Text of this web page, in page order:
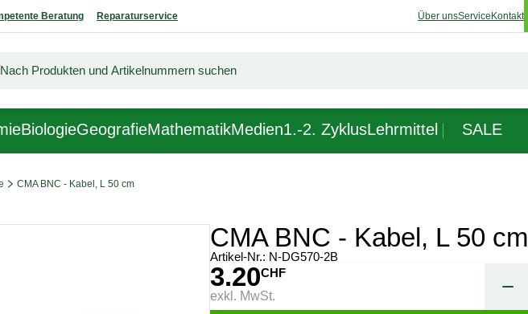
Beratung Reparaturservice Über unsService Kontakt
BiologieGeografieMathematikMedien1.-2. ZyklusLehrmittel SALE
CMA BNC - Kabel, L 50 cm
CMA BNC - Kabel, L 50 cm
Artikel-Nr.: N-DG570-2B
3.20CHF
exkl. MwSt.